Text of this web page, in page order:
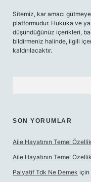
Sitemiz, kar amacı
platformudur. Hukuka ve
düşündüğünüz içerikleri,
bildirmeniz halinde, ilgili
kaldırılacaktır.
SON YORUMLAR
Aile Hayatının Temel
Aile Hayatının Temel
Palyatif Tdk Ne Demek için